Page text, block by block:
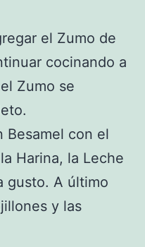
el Zumo de
cocinando a
Zumo se
Besamel con el
Harina, la Leche
gusto. A último
y las